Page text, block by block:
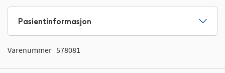
Pasientinformasjon
Varenummer 578081